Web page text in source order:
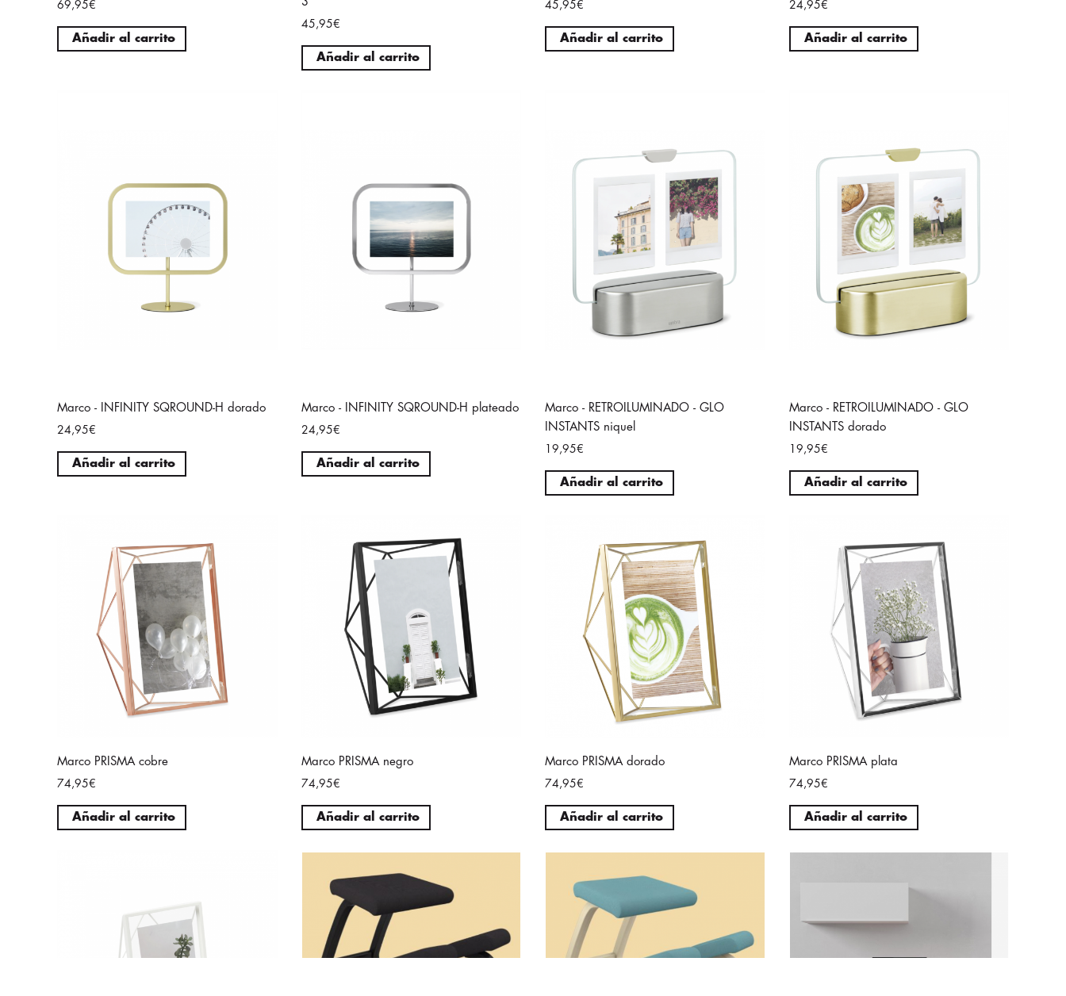
69,95€
Añadir al carrito
45,95€
Añadir al carrito
45,95€
Añadir al carrito
24,95€
Añadir al carrito
Marco - INFINITY SQROUND-H dorado
24,95€
Añadir al carrito
Marco - INFINITY SQROUND-H plateado
24,95€
Añadir al carrito
Marco - RETROILUMINADO - GLO
INSTANTS niquel
19,95€
Añadir al carrito
Marco - RETROILUMINADO - GLO
INSTANTS dorado
19,95€
Añadir al carrito
Marco PRISMA cobre
74,95€
Añadir al carrito
Marco PRISMA negro
74,95€
Añadir al carrito
Marco PRISMA dorado
74,95€
Añadir al carrito
Marco PRISMA plata
74,95€
Añadir al carrito